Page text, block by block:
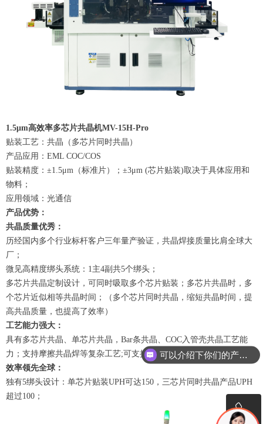
1.5μm高效率多芯片共晶机MV-15H-Pro
贴装工艺：共晶（多芯片同时共晶）
产品应用：EML COC/COS
贴装精度：±1.5μm（标准片）；±3μm (芯片贴装)取决于具体应用和
物料；
应用领域：光通信
产品优势：
共晶质量优秀：
历经国内多个行业标杆客户三年量产验证，共晶焊接质量比肩全球大
厂；
微见高精度绑头系统：1主4副共5个绑头；
多芯片共晶定制设计，可同时吸取多个芯片贴装；多芯片共晶时，多
个芯片近似相等共晶时间；（多个芯片同时共晶，缩短共晶时间，提
高共晶质量，也提高了效率）
工艺能力强大：
具有多芯片共晶、单芯片共晶，Bar条共晶、COC入管壳共晶工艺能
力；支持摩擦共晶焊等复杂工艺;可支持客户全自动化产线建设需求。
效率领先全球：
独有5绑头设计：单芯片贴装UPH可达150，三芯片同时共晶产品UPH
超过100；
ꂅ
可以介绍下你们的产品么